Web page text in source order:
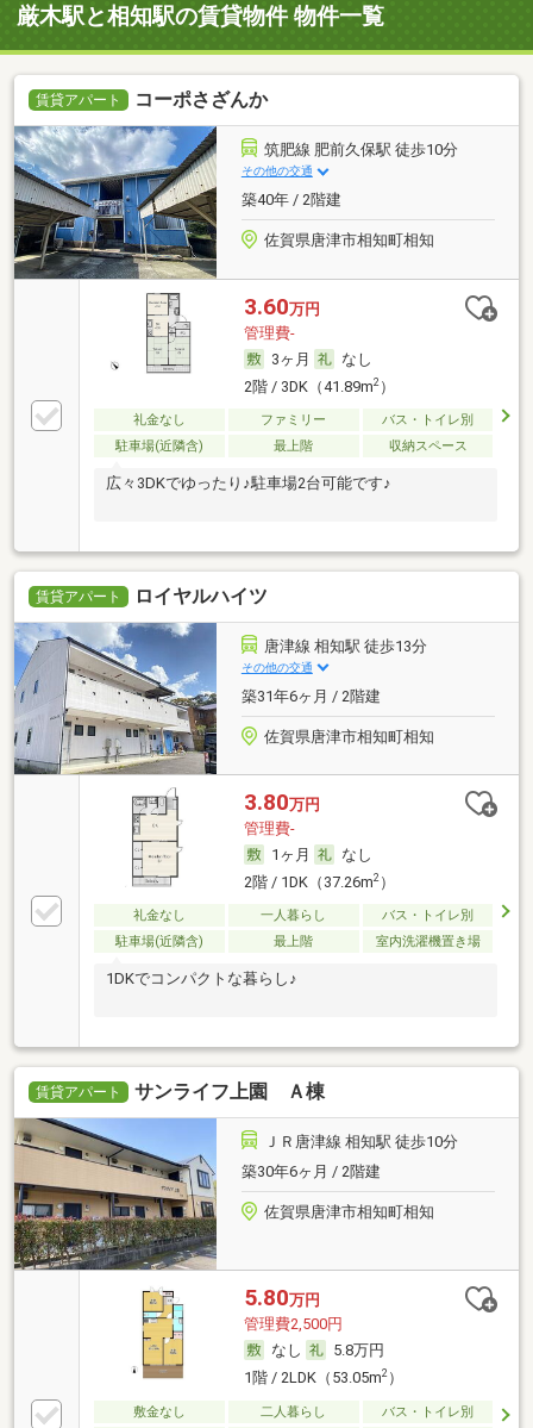
厳木駅と相知駅の賃貸物件 物件一覧
賃貸アパート コーポさざんか
筑肥線 肥前久保駅 徒歩10分
その他の交通
築40年 / 2階建
佐賀県唐津市相知町相知
3.60万円
管理費-
3ヶ月
なし
2階 / 3DK（41.89m2）
礼金なし ファミリー
バス・トイレ別
駐車場(近隣含)
最上階 収納スペース
広々3DKでゆったり♪駐車場2台可能です♪
賃貸アパート ロイヤルハイツ
唐津線 相知駅 徒歩13分
その他の交通
築31年6ヶ月 / 2階建
佐賀県唐津市相知町相知
3.80万円
管理費-
1ヶ月
なし
2階 / 1DK（37.26m2）
礼金なし 一人暮らし
バス・トイレ別
駐車場(近隣含)
最上階 室内洗濯機置き場
1DKでコンパクトな暮らし♪
賃貸アパート サンライフ上園 Ａ棟
ＪＲ唐津線 相知駅 徒歩10分
築30年6ヶ月 / 2階建
佐賀県唐津市相知町相知
5.80万円
管理費2,500円
なし
5.8万円
1階 / 2LDK（53.05m2）
敷金なし 二人暮らし バス・トイレ別